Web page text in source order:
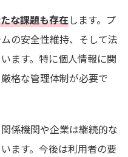
な課題も存在します。プ
の安全性維持、そして法
ます。特に個人情報に関
格な管理体制が必要で
係機関や企業は継続的な
ます。今後は利用者の要